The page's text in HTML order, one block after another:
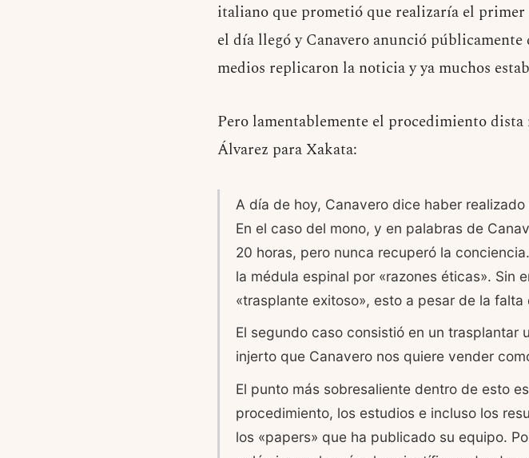
italiano que prometió que realizaría el primer
el día llegó y Canavero anunció
medios replicaron la noticia y ya muchos
Pero lamentablemente el procedimiento
Álvarez para Xakata:
A día de hoy, Canavero dice haber
En el caso del mono, y en palabras de
20 horas, pero nunca recuperó la
la médula espinal por «razones éticas». Sin
«trasplante exitoso», esto a pesar de la
El segundo caso consistió en un trasplantar
injerto que Canavero nos quiere vender
El punto más sobresaliente dentro de esto
procedimiento, los estudios e incluso los
los «papers» que ha publicado su equipo.